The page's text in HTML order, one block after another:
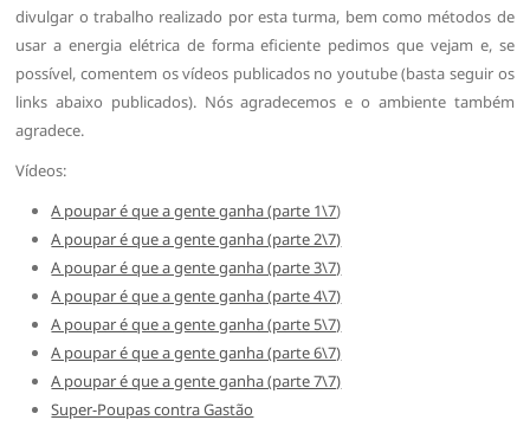
divulgar o trabalho realizado por esta turma, bem como métodos de
usar a energia elétrica de forma eficiente pedimos que vejam e, se
possível, comentem os vídeos publicados no youtube (basta seguir os
links abaixo publicados). Nós agradecemos e o ambiente também
agradece.
Vídeos:
A poupar é que a gente ganha (parte 1\7)
A poupar é que a gente ganha (parte 2\7)
A poupar é que a gente ganha (parte 3\7)
A poupar é que a gente ganha (parte 4\7)
A poupar é que a gente ganha (parte 5\7)
A poupar é que a gente ganha (parte 6\7)
A poupar é que a gente ganha (parte 7\7)
Super-Poupas contra Gastão